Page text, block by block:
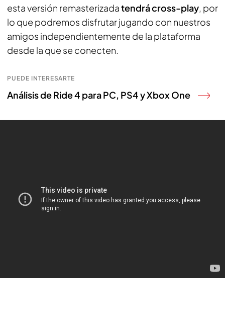
esta versión remasterizadatendrá cross-play, por
lo que podremos disfrutar jugando con nuestros
amigos independientemente de la plataforma
desde la que se conecten.
PUEDE INTERESARTE
Análisis de Ride 4 para PC, PS4 y Xbox One